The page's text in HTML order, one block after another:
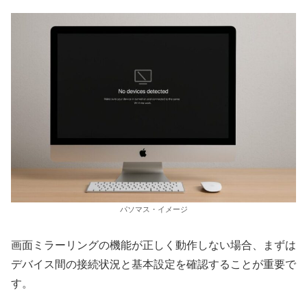
パソマス・イメージ
画面ミラーリングの機能が正しく動作しない場合、まずは
デバイス間の接続状況と基本設定を確認することが重要で
す。